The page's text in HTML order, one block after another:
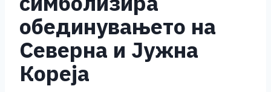
обединувањето на
Северна и Јужна
Кореја